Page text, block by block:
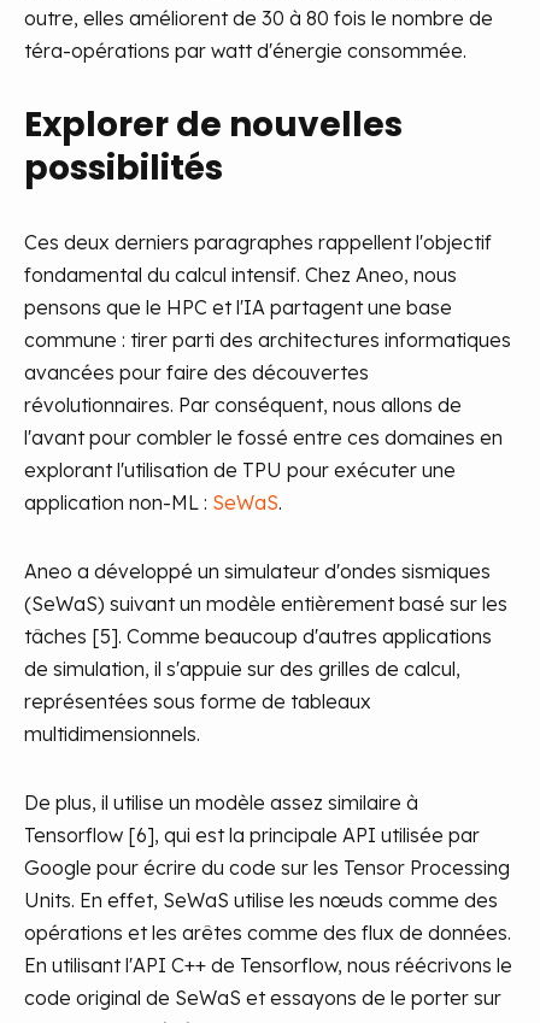
outre, elles améliorent de 30 à 80 fois le nombre de
téra-opérations par watt d'énergie consommée.
Explorer de nouvelles
possibilités
Ces deux derniers paragraphes rappellent l'objectif
fondamental du calcul intensif. Chez Aneo, nous
pensons que le HPC et l'IA partagent une base
commune : tirer parti des architectures informatiques
avancées pour faire des découvertes
révolutionnaires. Par conséquent, nous allons de
l'avant pour combler le fossé entre ces domaines en
explorant l'utilisation de TPU pour exécuter une
application non-ML : SeWaS.
Aneo a développé un simulateur d'ondes sismiques
(SeWaS) suivant un modèle entièrement basé sur les
tâches [5]. Comme beaucoup d'autres applications
de simulation, il s'appuie sur des grilles de calcul,
représentées sous forme de tableaux
multidimensionnels.
De plus, il utilise un modèle assez similaire à
Tensorflow [6], qui est la principale API utilisée par
Google pour écrire du code sur les Tensor Processing
Units. En effet, SeWaS utilise les nœuds comme des
opérations et les arêtes comme des flux de données.
En utilisant l'API C++ de Tensorflow, nous réécrivons le
code original de SeWaS et essayons de le porter sur